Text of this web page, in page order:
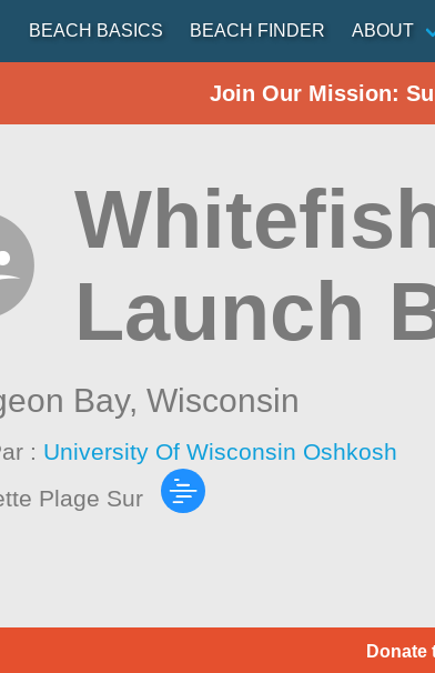
BEACH BASICS BEACH FINDER ABOUT
Join Our Mission:
Launch
Bay,Wisconsin
: University Of Wisconsin Oshkosh
Plage Sur
Donate